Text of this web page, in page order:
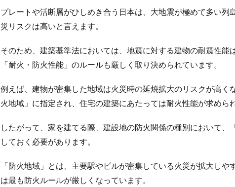
プレートや活断層がひしめき合う日本は、大地震が極めて多い列
災リスクは高いと言えます。
そのため、建築基準法においては、地震に対する建物の耐震性能
「耐火・防火性能」のルールも厳しく取り決められています。
例えば、建物が密集した地域は火災時の延焼拡大のリスクが高く
火地域」に指定され、住宅の建築にあたっては耐火性能が求めら
したがって、家を建てる際、建設地の防火関係の種別において、
しておく必要があります。
「防火地域」とは、主要駅やビルが密集している火災が拡大し
は最も防火ルールが厳しくなっています。